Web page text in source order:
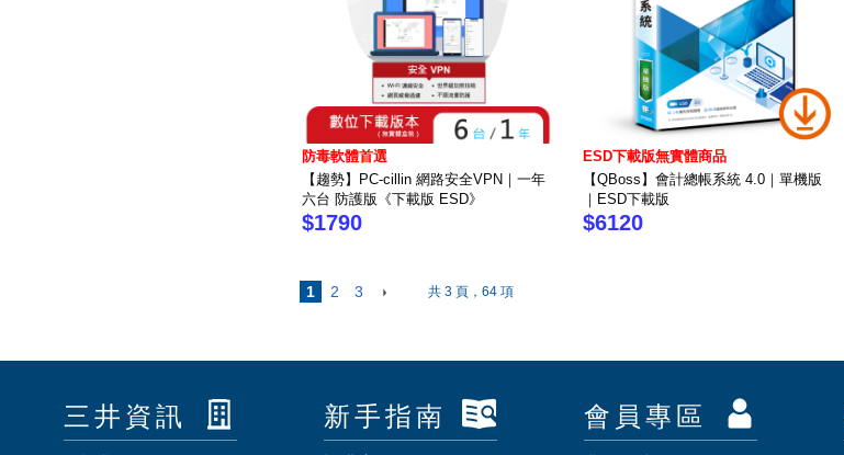
防毒軟體首選
【趨勢】PC-cillin 網路安全VPN｜一年
六台 防護版《下載版 ESD》
$1790
ESD下載版無實體商品
【QBoss】會計總帳系統 4.0｜單機版
｜ESD下載版
$6120
1 2 3 共 3 頁，64 項
三井資訊 新手指南 會員專區